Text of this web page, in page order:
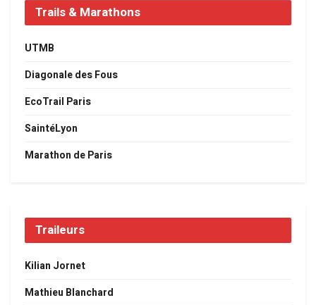
Trails & Marathons
UTMB
Diagonale des Fous
EcoTrail Paris
SaintéLyon
Marathon de Paris
Traileurs
Kilian Jornet
Mathieu Blanchard